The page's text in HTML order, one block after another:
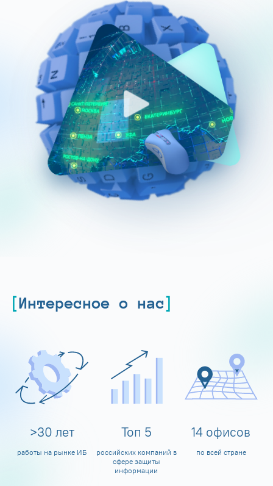
Интересное о нас
>30 лет
работы на рынке ИБ
Топ 5
российских компаний в
сфере защиты
информации
14 офисов
по всей стране